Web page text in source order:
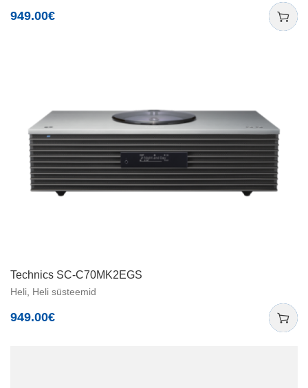
949.00€
Technics SC-C70MK2EGS
Heli Heli süsteemid
949.00€